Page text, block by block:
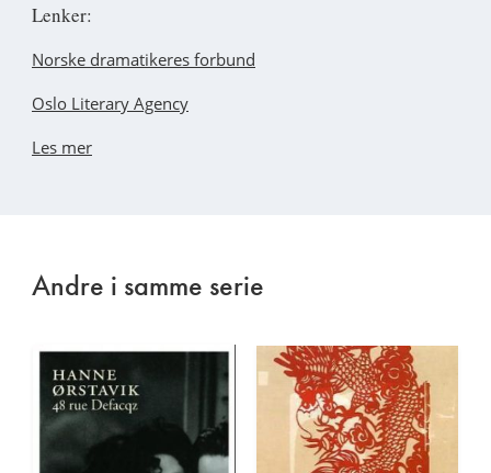
Lenker:
Norske dramatikeres forbund
Oslo Literary Agency
Les mer
Andre i samme serie